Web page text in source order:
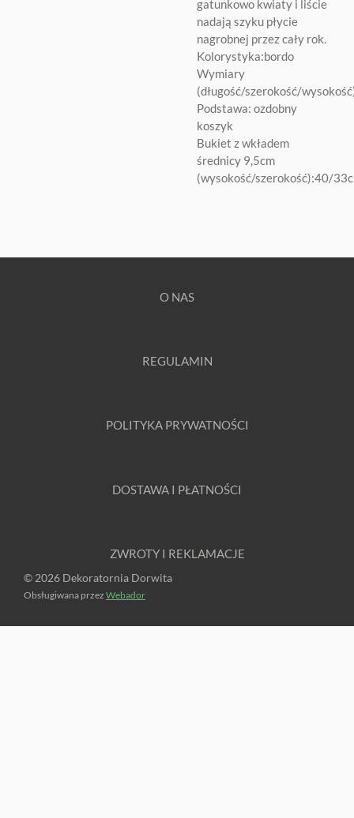
gatunkowo kwiaty i liście
nadają szyku płycie
nagrobnej przez cały rok.
Kolorystyka:bordo
Wymiary
(długość/szerokość/
Podstawa: ozdobny
koszyk
Bukiet z wkładem
średnicy 9,5cm
(wysokość/szerokość):40/
O NAS
REGULAMIN
POLITYKA PRYWATNOŚCI
DOSTAWA I PŁATNOŚCI
ZWROTY I REKLAMACJE
© 2026 Dekoratornia Dorwita
Obsługiwana przez Webador